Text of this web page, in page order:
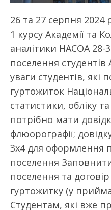
26 та 27 серпня 2024
1 курсу Академії та
аналітики НАСОА 28-
поселення студентів
уваги студентів, які
гуртожиток
статистики, обліку
потрібно мати
флюорографії;
3х4 для оформлення
поселення
поселення та
гуртожитку (у
Студентам, які вже